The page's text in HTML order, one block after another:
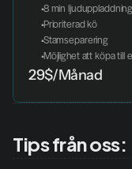
8 min ljuduppladdning
Prioriterad kö
Stamseparering
Möjlighet att köpa till
29$/Månad
Tips från oss: